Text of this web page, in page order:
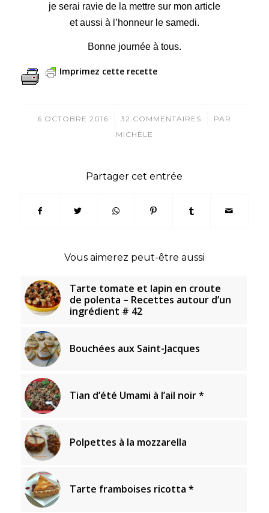
je serai ravie de la mettre sur mon article
et aussi à l’honneur le samedi.
Bonne journée à tous.
Imprimez cette recette
6 OCTOBRE 2016
/ 32 COMMENTAIRES
/
PAR
MICHÈLE
Partager cet entrée
Vous aimerez peut-être aussi
Tarte tomate et lapin en croute
de polenta – Recettes autour d’un
ingrédient # 42
Bouchées aux Saint-Jacques
Tian d’été Umami à l’ail noir *
Polpettes à la mozzarella
Tarte framboises ricotta *